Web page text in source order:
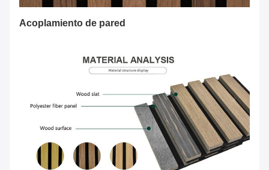
Acoplamiento de pared